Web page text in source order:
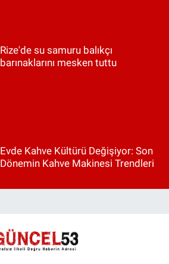
Rize'de su samuru balıkçı
barınaklarını mesken tuttu
Evde Kahve Kültürü Değişiyor: Son
Dönemin Kahve Makinesi Trendleri